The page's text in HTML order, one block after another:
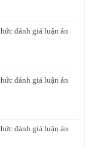
đánh giá luận án
đánh giá luận án
đánh giá luận án